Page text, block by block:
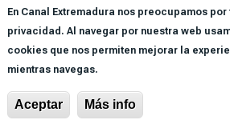
En Canal Extremadura nos preocupamos por
privacidad. Al navegar por nuestra web
cookies que nos permiten mejorar la
mientras navegas.
Aceptar Más info
POLITICA DE PRIVACIDAD